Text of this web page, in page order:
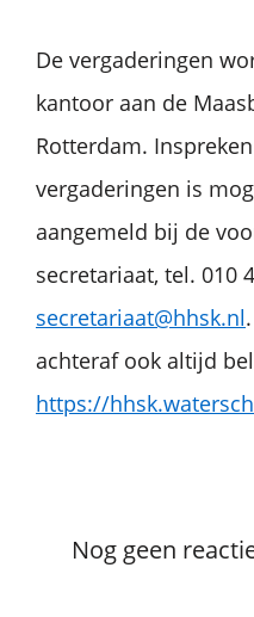
De vergaderingen
kantoor aan de
Rotterdam.
vergaderingen is
aangemeld bij de
secretariaat, tel. 010
secretariaat@hhsk.nl
achteraf ook altijd
https://
Nog geen